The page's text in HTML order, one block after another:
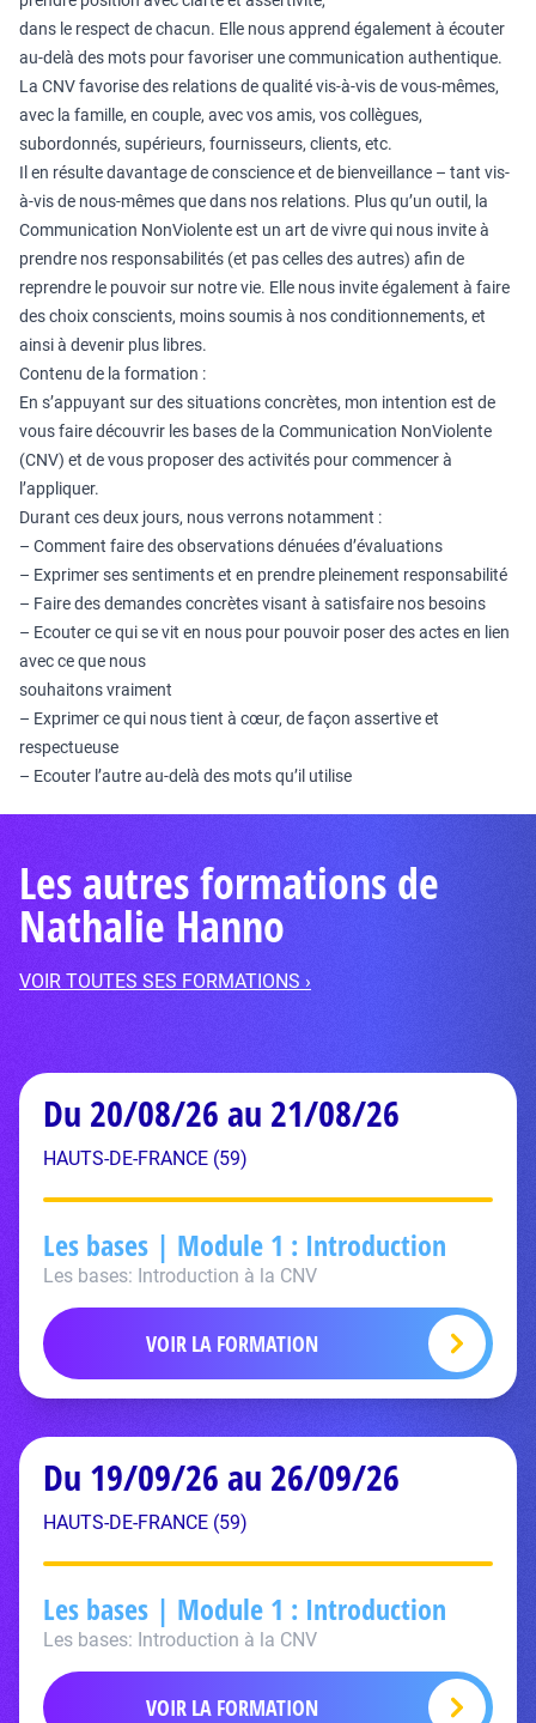
dans le respect de chacun. Elle nous apprend également à écouter
au-delà des mots pour favoriser une communication authentique.
La CNV favorise des relations de qualité vis-à-vis de vous-mêmes,
avec la famille, en couple, avec vos amis, vos collègues,
subordonnés, supérieurs, fournisseurs, clients, etc.
Il en résulte davantage de conscience et de bienveillance – tant vis-
à-vis de nous-mêmes que dans nos relations. Plus qu’un outil, la
Communication NonViolente est un art de vivre qui nous invite à
prendre nos responsabilités (et pas celles des autres) afin de
reprendre le pouvoir sur notre vie. Elle nous invite également à faire
des choix conscients, moins soumis à nos conditionnements, et
ainsi à devenir plus libres.
Contenu de la formation :
En s’appuyant sur des situations concrètes, mon intention est de
vous faire découvrir les bases de la Communication NonViolente
(CNV) et de vous proposer des activités pour commencer à
l’appliquer.
Durant ces deux jours, nous verrons notamment :
– Comment faire des observations dénuées d’évaluations
– Exprimer ses sentiments et en prendre pleinement responsabilité
– Faire des demandes concrètes visant à satisfaire nos besoins
– Ecouter ce qui se vit en nous pour pouvoir poser des actes en lien
avec ce que nous
souhaitons vraiment
– Exprimer ce qui nous tient à cœur, de façon assertive et
respectueuse
– Ecouter l’autre au-delà des mots qu’il utilise
Les autres formations de
Nathalie Hanno
VOIR TOUTES SES FORMATIONS ›
Du 20/08/26 au 21/08/26
HAUTS-DE-FRANCE (59)
Les bases | Module 1 : Introduction
Les bases: Introduction à la CNV
VOIR LA FORMATION
Du 19/09/26 au 26/09/26
HAUTS-DE-FRANCE (59)
Les bases | Module 1 : Introduction
Les bases: Introduction à la CNV
VOIR LA FORMATION